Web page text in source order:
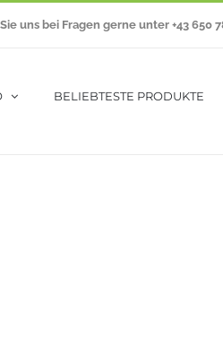
uns bei Fragen gerne unter +43 650
BELIEBTESTE PRODUKTE